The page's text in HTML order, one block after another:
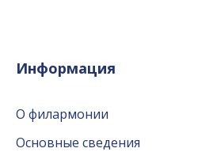
Информация
О филармонии
Основные сведения